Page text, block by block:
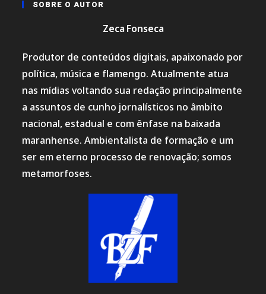
SOBRE O AUTOR
Zeca Fonseca
Produtor de conteúdos digitais, apaixonado por
política, música e flamengo. Atualmente atua
nas mídias voltando sua redação principalmente
a assuntos de cunho jornalísticos no âmbito
nacional, estadual e com ênfase na baixada
maranhense. Ambientalista de formação e um
ser em eterno processo de renovação; somos
metamorfoses.